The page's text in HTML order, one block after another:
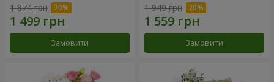
1 874 грн
Замовити
1 949 грн
Замовити